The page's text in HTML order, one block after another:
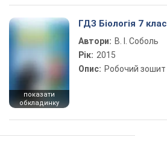
показати
обкладинку
ГДЗ Біологія 7 клас
Автори: В. І. Соболь
Рік: 2015
Опис: Робочий зошит